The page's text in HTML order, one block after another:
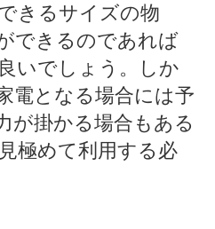
きるサイズの物
できるのであれば
いでしょう。しか
電となる場合には予
が掛かる場合もある
極めて利用する必